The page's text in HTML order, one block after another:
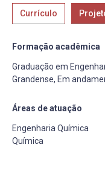
Currículo
Formação acadêmica
Graduação em
Grandense, Em
Áreas de atuação
Engenharia Química
Química